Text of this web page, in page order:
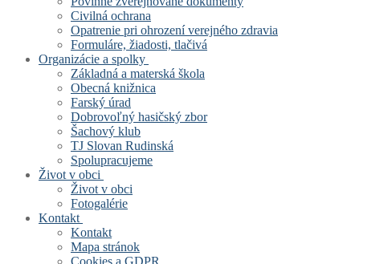
Civilná ochrana
Opatrenie pri ohrození verejného zdravia
Formuláre, žiadosti, tlačivá
Organizácie a spolky
Základná a materská škola
Obecná knižnica
Farský úrad
Dobrovoľný hasičský zbor
Šachový klub
TJ Slovan Rudinská
Spolupracujeme
Život v obci
Život v obci
Fotogalérie
Kontakt
Kontakt
Mapa stránok
Cookies a GDPR